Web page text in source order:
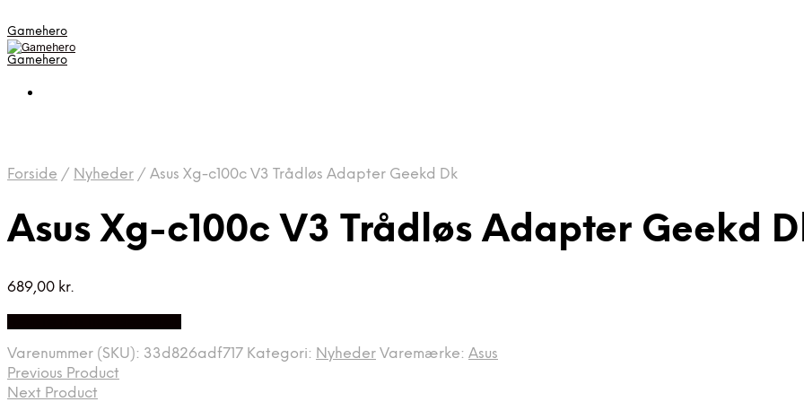
Gamehero
Gamehero
Forside / Nyheder / Asus Xg-c100c V3 Trådløs Adapter Geekd Dk
Asus Xg-c100c V3 Trådløs Adapter Geekd
689,00 kr.
Varenummer (SKU): 33d826adf717 Kategori: Nyheder Varemærke: Asus
Previous Product
Next Product